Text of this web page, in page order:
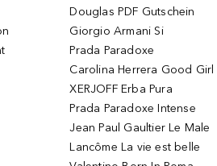
Douglas PDF Gutschein
Giorgio Armani Si
Prada Paradoxe
Carolina Herrera Good Girl
XERJOFF Erba Pura
Prada Paradoxe Intense
Jean Paul Gaultier Le Male
Lancôme La vie est belle